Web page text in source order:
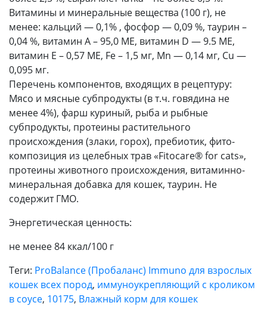
Витамины и минеральные вещества (100 г), не
менее: кальций — 0,1% , фосфор — 0,09 %, таурин –
0,04 %, витамин А – 95,0 МЕ, витамин D — 9.5 МЕ,
витамин Е – 0,57 МЕ, Fe – 1,5 мг, Mn — 0,14 мг, Cu —
0,095 мг.
Перечень компонентов, входящих в рецептуру:
Мясо и мясные субпродукты (в т.ч. говядина не
менее 4%), фарш куриный, рыба и рыбные
субпродукты, протеины растительного
происхождения (злаки, горох), пребиотик, фито-
композиция из целебных трав «Fitocare® for cats»,
протеины животного происхождения, витаминно-
минеральная добавка для кошек, таурин. Не
содержит ГМО.
Энергетическая ценность:
не менее 84 ккал/100 г
Теги: ProBalance (Пробаланс) Immuno для взрослых
кошек всех пород, иммуноукрепляющий с кроликом
в соусе, 10175, Влажный корм для кошек